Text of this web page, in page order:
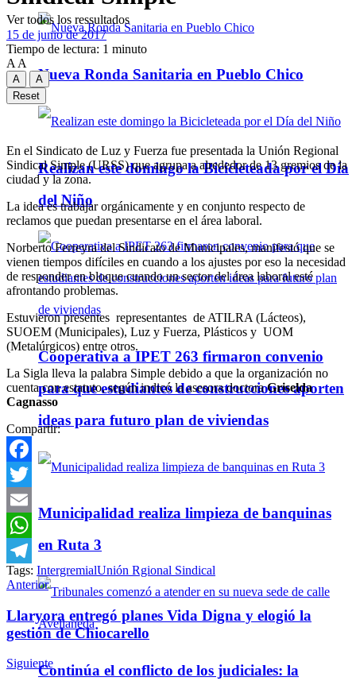
Nueva Ronda Sanitaria en Pueblo Chico
Realizan este domingo la Bicicleteada por el Día
del Niño
Cooperativa a IPET 263 firmaron convenio
para que estudiantes de construcciones aporten
ideas para futuro plan de viviendas
Municipalidad realiza limpieza de banquinas
en Ruta 3
Continúa el conflicto de los judiciales: la
Ver todos los ressultados
15 de junio de 2017
Tiempo de lectura: 1 minuto
A A
A
A
Reset
En el Sindicato de Luz y Fuerza fue presentada la Unión Regional
Sindical Simple (URSS) que agrupa a alrededor de 13 gremios de la
ciudad y la zona.
La idea es trabajar orgánicamente y en conjunto respecto de
reclamos que puedan presentarse en el área laboral.
Norberto Ferreyra del Sindicato de Municipales, manifestó que se
vienen tiempos difíciles en cuando a los ajustes por eso la necesidad
de responder en bloque cuando un sector del área laboral esté
afrontando problemas.
Estuvieron presentes representantes de ATILRA (Lácteos),
SUOEM (Municipales), Luz y Fuerza, Plásticos y UOM
(Metalúrgicos) entre otros.
La Sigla lleva la palabra Simple debido a que la organización no
cuenta con estatuto, según indicó la asesora doctoraGriselda
Cagnasso
Compartir:
Facebook
Twitter
Email
WhatsApp
Telegram
Tags: IntergremialUnión Rgional Sindical
Anterior
Llaryora entregó planes Vida Digna y elogió la
gestión de Chiocarello
Siguiente